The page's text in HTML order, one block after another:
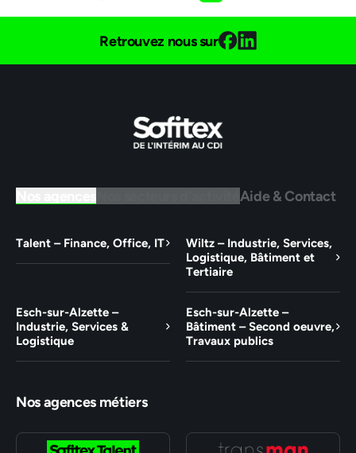
Retrouvez nous sur
Aide & Contact
Talent – Finance, Office, IT
Wiltz – Industrie, Services,
Logistique, Bâtiment et
Tertiaire
Esch-sur-Alzette –
Industrie, Services &
Logistique
Esch-sur-Alzette –
Bâtiment – Second oeuvre,
Travaux publics
Nos agences métiers